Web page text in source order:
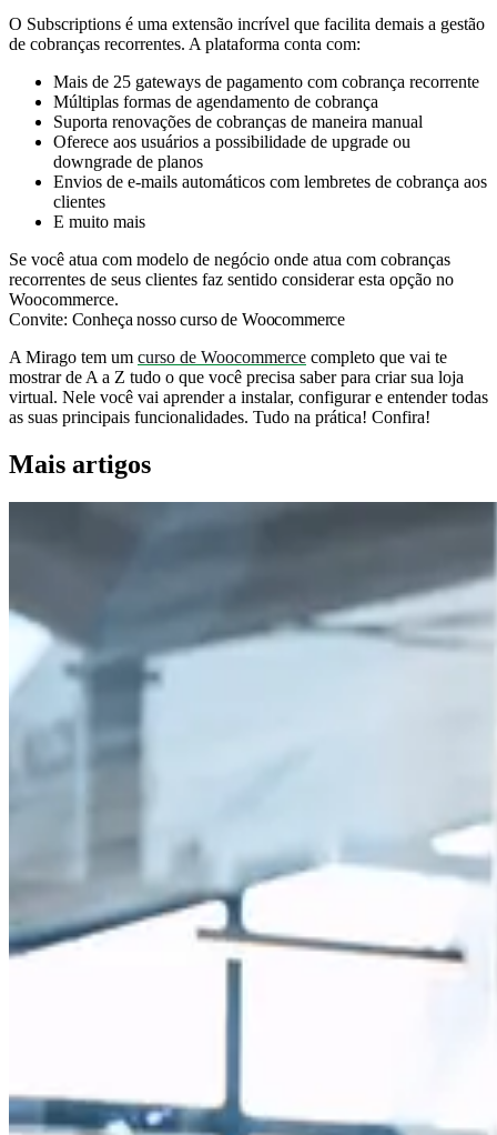
O Subscriptions é uma extensão incrível que facilita demais a gestão
de cobranças recorrentes. A plataforma conta com:
Mais de 25 gateways de pagamento com cobrança recorrente
Múltiplas formas de agendamento de cobrança
Suporta renovações de cobranças de maneira manual
Oferece aos usuários a possibilidade de upgrade ou
downgrade de planos
Envios de e-mails automáticos com lembretes de cobrança aos
clientes
E muito mais
Se você atua com modelo de negócio onde atua com cobranças
recorrentes de seus clientes faz sentido considerar esta opção no
Woocommerce.
Convite: Conheça nosso curso de Woocommerce
A Mirago tem um curso de Woocommerce completo que vai te
mostrar de A a Z tudo o que você precisa saber para criar sua loja
virtual. Nele você vai aprender a instalar, configurar e entender todas
as suas principais funcionalidades. Tudo na prática! Confira!
Mais artigos